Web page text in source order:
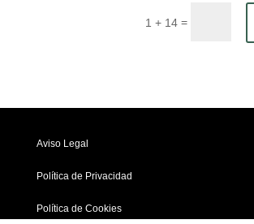
1 + 14 =
Aviso Legal
Política de Privacidad
Política de Cookies